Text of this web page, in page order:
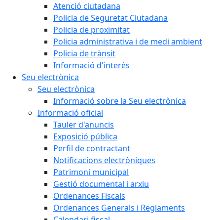
Atenció ciutadana
Policia de Seguretat Ciutadana
Policia de proximitat
Policia administrativa i de medi ambient
Policia de trànsit
Informació d'interès
Seu electrònica
Seu electrònica
Informació sobre la Seu electrònica
Informació oficial
Tauler d'anuncis
Exposició pública
Perfil de contractant
Notificacions electròniques
Patrimoni municipal
Gestió documental i arxiu
Ordenances Fiscals
Ordenances Generals i Reglaments